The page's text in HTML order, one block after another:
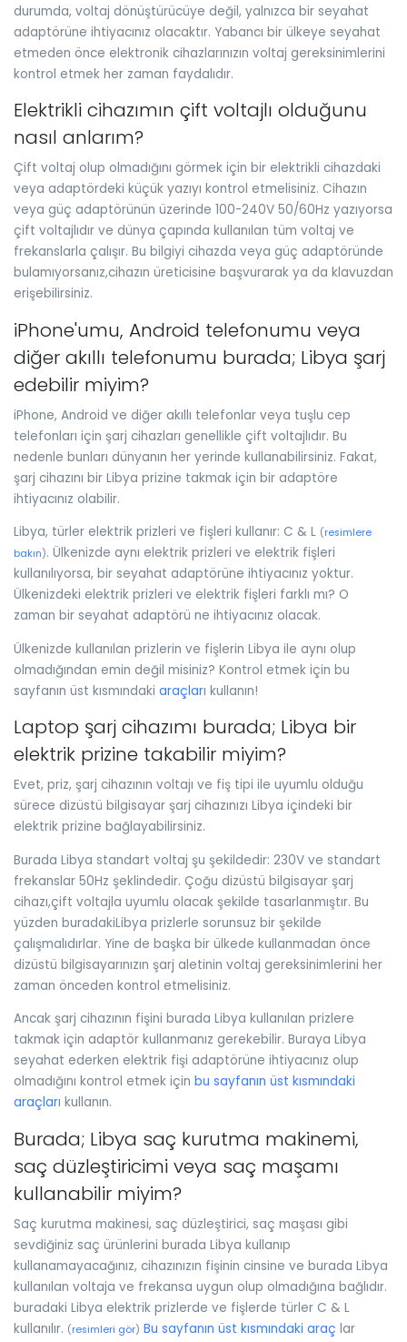
durumda, voltaj dönüştürücüye değil, yalnızca bir seyahat
adaptörüne ihtiyacınız olacaktır. Yabancı bir ülkeye seyahat
etmeden önce elektronik cihazlarınızın voltaj gereksinimlerini
kontrol etmek her zaman faydalıdır.
Elektrikli cihazımın çift voltajlı olduğunu
nasıl anlarım?
Çift voltaj olup olmadığını görmek için bir elektrikli cihazdaki
veya adaptördeki küçük yazıyı kontrol etmelisiniz. Cihazın
veya güç adaptörünün üzerinde 100-240V 50/60Hz yazıyorsa
çift voltajlıdır ve dünya çapında kullanılan tüm voltaj ve
frekanslarla çalışır. Bu bilgiyi cihazda veya güç adaptöründe
bulamıyorsanız,cihazın üreticisine başvurarak ya da klavuzdan
erişebilirsiniz.
iPhone'umu, Android telefonumu veya
diğer akıllı telefonumu burada; Libya şarj
edebilir miyim?
iPhone, Android ve diğer akıllı telefonlar veya tuşlu cep
telefonları için şarj cihazları genellikle çift voltajlıdır. Bu
nedenle bunları dünyanın her yerinde kullanabilirsiniz. Fakat,
şarj cihazını bir Libya prizine takmak için bir adaptöre
ihtiyacınız olabilir.
Libya, türler elektrik prizleri ve fişleri kullanır: C & L (resimlere
bakın). Ülkenizde aynı elektrik prizleri ve elektrik fişleri
kullanılıyorsa, bir seyahat adaptörüne ihtiyacınız yoktur.
Ülkenizdeki elektrik prizleri ve elektrik fişleri farklı mı? O
zaman bir seyahat adaptörü ne ihtiyacınız olacak.
Ülkenizde kullanılan prizlerin ve fişlerin Libya ile aynı olup
olmadığından emin değil misiniz? Kontrol etmek için bu
sayfanın üst kısmındaki araçları kullanın!
Laptop şarj cihazımı burada; Libya bir
elektrik prizine takabilir miyim?
Evet, priz, şarj cihazının voltajı ve fiş tipi ile uyumlu olduğu
sürece dizüstü bilgisayar şarj cihazınızı Libya içindeki bir
elektrik prizine bağlayabilirsiniz.
Burada Libya standart voltaj şu şekildedir: 230V ve standart
frekanslar 50Hz şeklindedir. Çoğu dizüstü bilgisayar şarj
cihazı,çift voltajla uyumlu olacak şekilde tasarlanmıştır. Bu
yüzden buradakiLibya prizlerle sorunsuz bir şekilde
çalışmalıdırlar. Yine de başka bir ülkede kullanmadan önce
dizüstü bilgisayarınızın şarj aletinin voltaj gereksinimlerini her
zaman önceden kontrol etmelisiniz.
Ancak şarj cihazının fişini burada Libya kullanılan prizlere
takmak için adaptör kullanmanız gerekebilir. Buraya Libya
seyahat ederken elektrik fişi adaptörüne ihtiyacınız olup
olmadığını kontrol etmek için bu sayfanın üst kısmındaki
araçları kullanın.
Burada; Libya saç kurutma makinemi,
saç düzleştiricimi veya saç maşamı
kullanabilir miyim?
Saç kurutma makinesi, saç düzleştirici, saç maşası gibi
sevdiğiniz saç ürünlerini burada Libya kullanıp
kullanamayacağınız, cihazınızın fişinin cinsine ve burada Libya
kullanılan voltaja ve frekansa uygun olup olmadığına bağlıdır.
buradaki Libya elektrik prizlerde ve fişlerde türler C & L
kullanılır. (resimleri gör) Bu sayfanın üst kısmındaki araç lar